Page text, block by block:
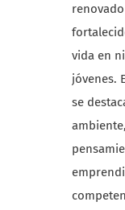
vida en
jóvenes.
se